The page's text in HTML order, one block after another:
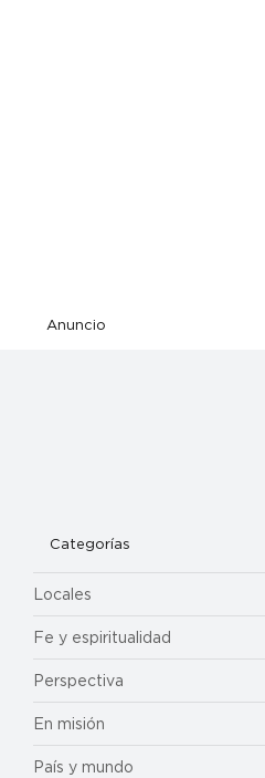
Anuncio
Categorías
Locales
Fe y espiritualidad
Perspectiva
En misión
País y mundo